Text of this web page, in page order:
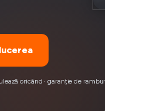
oricând · garanție de rambursare 30 zile